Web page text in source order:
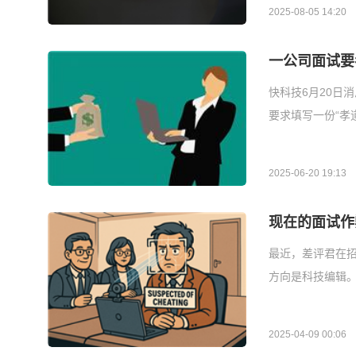
2025-08-05 14:20
一公司面试
快科技6月20日
要求填写一份“
2025-06-20 19:13
现在的面试
最近，差评君在
方向是科技编辑
2025-04-09 00:06